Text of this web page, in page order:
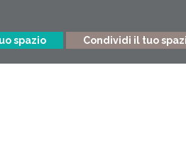
spazio Condividi il tuo